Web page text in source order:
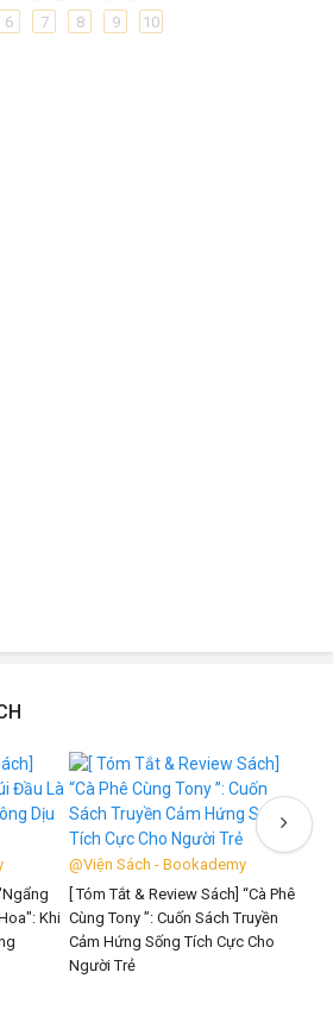
6 7 8 9 10
Khi
@Viện Sách - Bookademy
[ Tóm Tắt & Review Sách] “Cà Phê
Cùng Tony ”: Cuốn Sách Truyền
Cảm Hứng Sống Tích Cực Cho
Người Trẻ